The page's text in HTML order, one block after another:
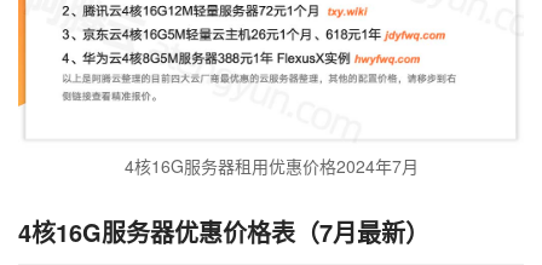
4核16G服务器租用优惠价格2024年7月
4核16G服务器优惠价格表（7月最新）